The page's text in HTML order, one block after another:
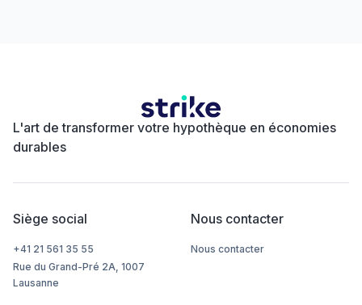
L'art de transformer votre hypothèque en économies
durables
Siège social
+41 21 561 35 55
Rue du Grand-Pré 2A, 1007
Lausanne
Nous contacter
Nous contacter